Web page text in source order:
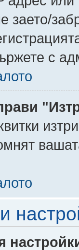
заето/
с